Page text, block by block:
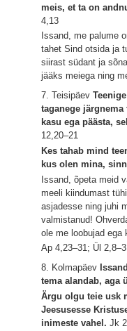
meis, et ta on
4,13
Issand, me palume
tahet Sind otsida ja
siirast südant ja
jääks meiega ning
7. Teisipäev
taganege
kasu ega päästa,
12,20–21
Kes tahab mind
kus olen mina,
Issand, õpeta meid
meeli kiindumast
asjadesse ning juhi
valmistanud!
ole me loobujad ega
Ap 4,23–31; Ül
8. Kolmapäev
tema alandab, aga
Ärgu olgu teie usk
Jeesusesse
inimeste vahel.Jk